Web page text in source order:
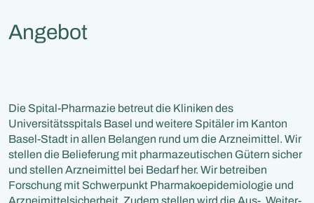
Angebot
Die Spital-Pharmazie betreut die Kliniken des
Universitätsspitals Basel und weitere Spitäler im Kanton
Basel-Stadt in allen Belangen rund um die Arzneimittel. Wir
stellen die Belieferung mit pharmazeutischen Gütern sicher
und stellen Arzneimittel bei Bedarf her. Wir betreiben
Forschung mit Schwerpunkt Pharmakoepidemiologie und
Arzneimittelsicherheit. Zudem stellen wird die Aus-, Weiter-